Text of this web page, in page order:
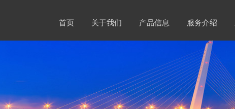
首页 关于我们 产品信息 服务介绍